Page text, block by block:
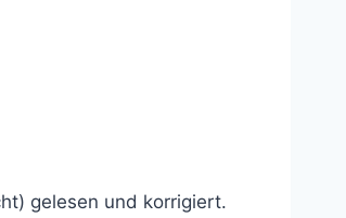
gelesen und korrigiert.